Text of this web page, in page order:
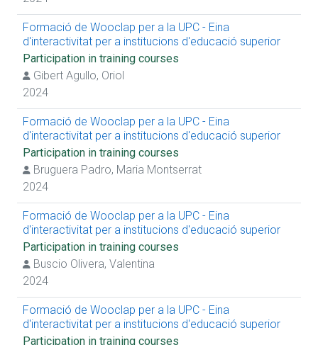
Formació de Wooclap per a la UPC - Eina
d'interactivitat per a institucions d'educació superior
Participation in training courses
Gibert Agullo, Oriol
2024
Formació de Wooclap per a la UPC - Eina
d'interactivitat per a institucions d'educació superior
Participation in training courses
Bruguera Padro, Maria Montserrat
2024
Formació de Wooclap per a la UPC - Eina
d'interactivitat per a institucions d'educació superior
Participation in training courses
Buscio Olivera, Valentina
2024
Formació de Wooclap per a la UPC - Eina
d'interactivitat per a institucions d'educació superior
Participation in training courses